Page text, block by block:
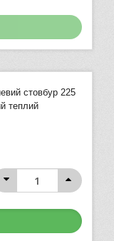
стовбур 225
теплий